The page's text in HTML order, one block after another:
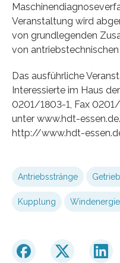
Veranstaltung wird
von grundlegenden
von
Das ausführliche
Interessierte im Haus
0201/1803-1, Fax
unter www.hdt-
http://www.hdt-
Antriebsstränge
Kupplung